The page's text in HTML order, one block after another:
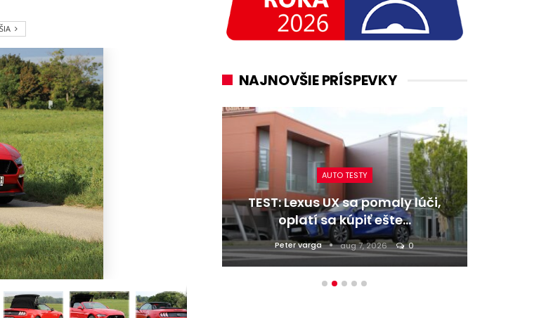
NAJNOVŠIE PRÍSPEVKY
TEST: Lexus UX sa pomaly lúči,
oplatí sa kúpiť ešte…
aug 7, 2026
AUTO TESTY
TEST: Dacia Duster hybrid-G
4×4 – Trojitý útok
Daniel Balucha aug 6, 2026